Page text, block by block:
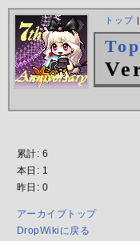
トップ|
Top
累計: 6
本日: 1
昨日: 0
アーカイブトップ
DropWikiに戻る